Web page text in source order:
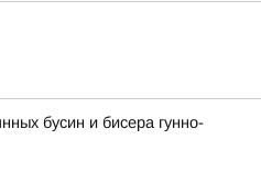
бусин и бисера гунно-